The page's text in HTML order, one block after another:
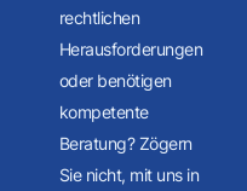
rechtlichen
Herausforderungen
oder benötigen
kompetente
Beratung? Zögern
Sie nicht, mit uns in